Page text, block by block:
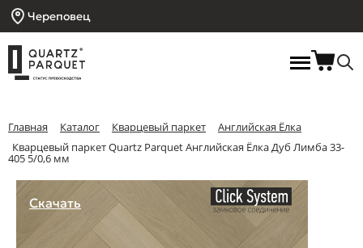
Череповец
Главная Каталог Кварцевый паркет
Английская Ёлка
Кварцевый паркет Quartz Parquet Английская Ёлка Дуб Лимба 33-
405 5/0,6 мм
Скачать